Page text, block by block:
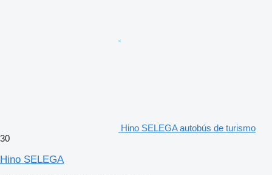
Hino SELEGA autobús de turismo
30
Hino SELEGA